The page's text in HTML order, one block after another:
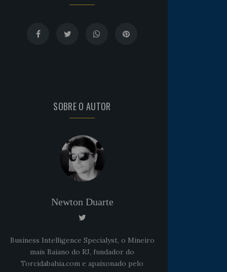
SOBRE O AUTOR
Newton Duarte
Business Intelligence Specialyst, o Mineiro
mais Baiano do RJ, fundador do
Torcidabahia.com e apaixonado pelo